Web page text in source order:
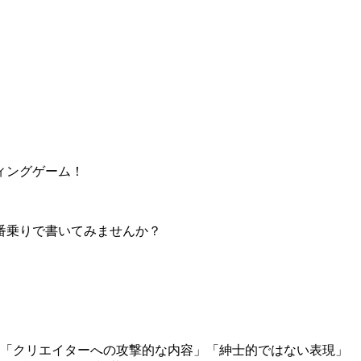
グゲーム！
りで書いてみませんか？
リエイターへの攻撃的な内容」「紳士的ではない表現」